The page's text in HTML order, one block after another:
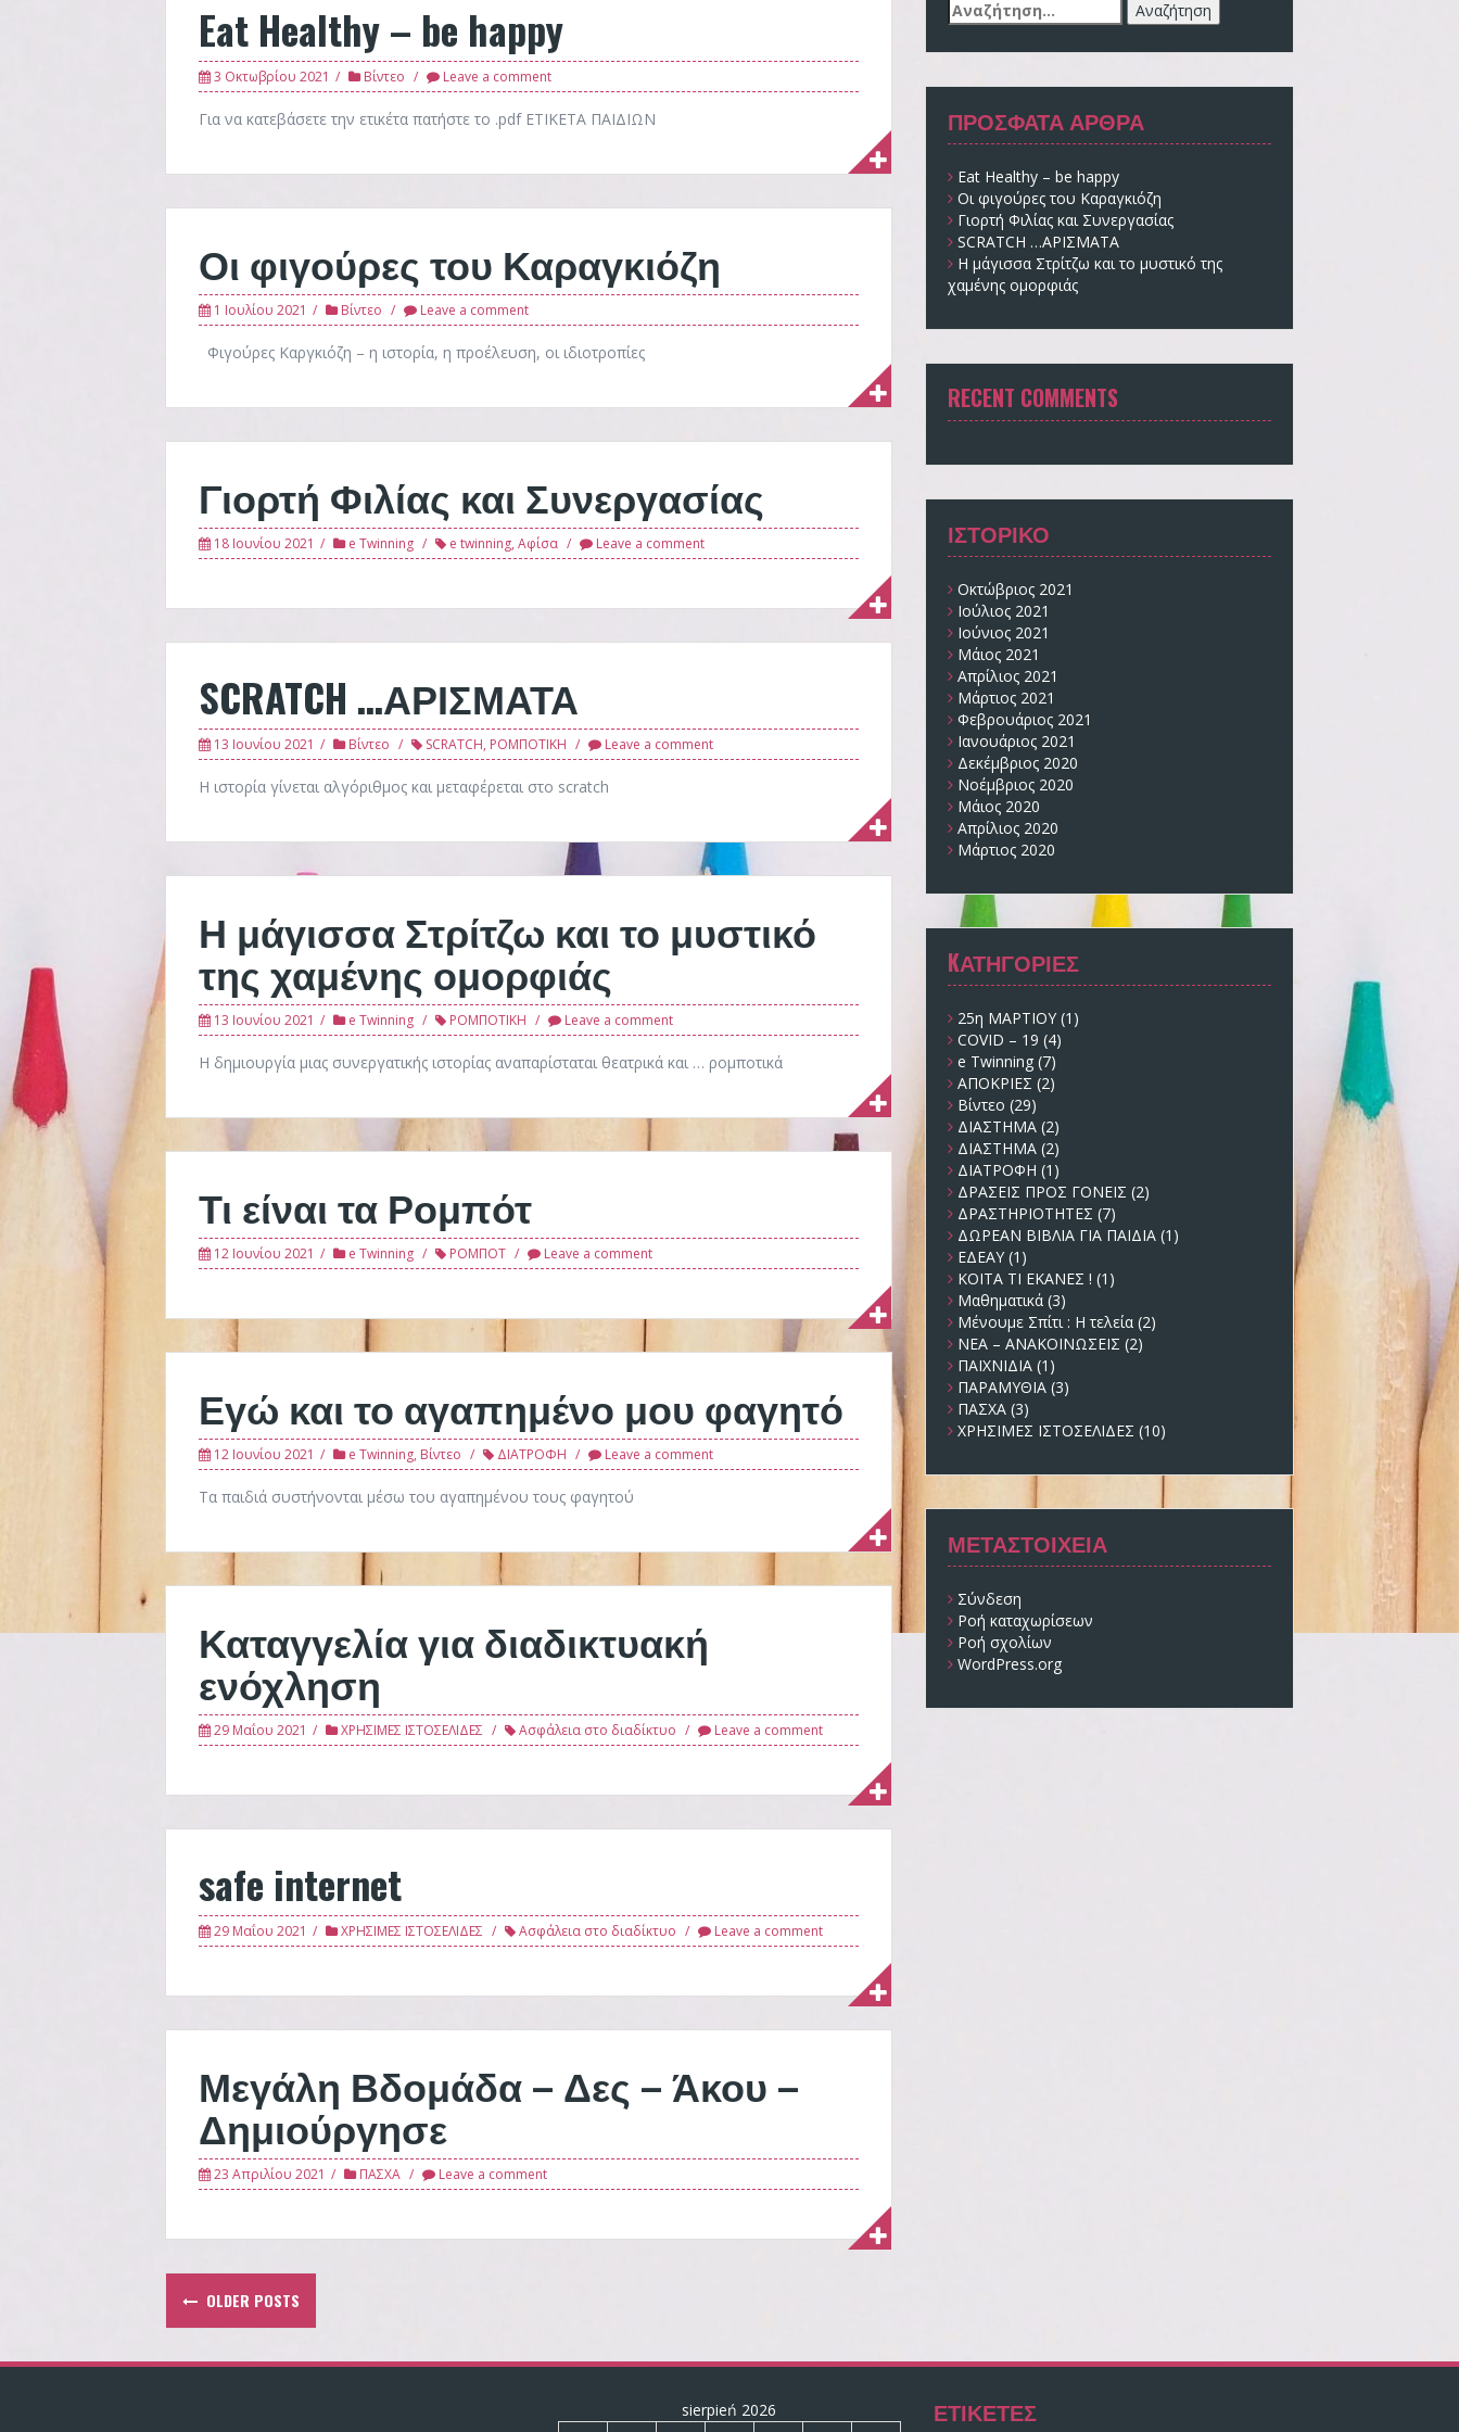
Eat Healthy – be happy
3 Οκτωβρίου 2021 Βίντεο Leave a comment
Για να κατεβάσετε την ετικέτα πατήστε το .pdf ΕΤΙΚΕΤΑ ΠΑΙΔΙΩΝ
Οι φιγούρες του Καραγκιόζη
1 Ιουλίου 2021 Βίντεο Leave a comment
Φιγούρες Καργκιόζη – η ιστορία, η προέλευση, οι ιδιοτροπίες
Γιορτή Φιλίας και Συνεργασίας
18 Ιουνίου 2021 e Twinning e twinning, Αφίσα Leave a comment
SCRATCH …ΑΡΙΣΜΑΤΑ
13 Ιουνίου 2021 Βίντεο SCRATCH, ΡΟΜΠΟΤΙΚΗ Leave a comment
Η ιστορία γίνεται αλγόριθμος και μεταφέρεται στο scratch
Η μάγισσα Στρίτζω και το μυστικό
της χαμένης ομορφιάς
13 Ιουνίου 2021 e Twinning ΡΟΜΠΟΤΙΚΗ Leave a comment
Η δημιουργία μιας συνεργατικής ιστορίας αναπαρίσταται θεατρικά και … ρομποτικά
Τι είναι τα Ρομπότ
12 Ιουνίου 2021 e Twinning ΡΟΜΠΟΤ Leave a comment
Εγώ και το αγαπημένο μου φαγητό
12 Ιουνίου 2021 e Twinning, Βίντεο ΔΙΑΤΡΟΦΗ Leave a comment
Τα παιδιά συστήνονται μέσω του αγαπημένου τους φαγητού
Καταγγελία για διαδικτυακή
ενόχληση
29 Μαΐου 2021 ΧΡΗΣΙΜΕΣ ΙΣΤΟΣΕΛΙΔΕΣ Ασφάλεια στο διαδίκτυο Leave a comment
safe internet
29 Μαΐου 2021 ΧΡΗΣΙΜΕΣ ΙΣΤΟΣΕΛΙΔΕΣ Ασφάλεια στο διαδίκτυο Leave a comment
Μεγάλη Βδομάδα – Δες – Άκου –
Δημιούργησε
23 Απριλίου 2021 ΠΑΣΧΑ Leave a comment
Posts
navigation
OLDER POSTS
Αναζήτηση
για:
ΠΡΌΣΦΑΤΑ ΆΡΘΡΑ
Eat Healthy – be happy
Οι φιγούρες του Καραγκιόζη
Γιορτή Φιλίας και Συνεργασίας
SCRATCH …ΑΡΙΣΜΑΤΑ
Η μάγισσα Στρίτζω και το μυστικό της
χαμένης ομορφιάς
RECENT COMMENTS
ΙΣΤΟΡΙΚΌ
Οκτώβριος 2021
Ιούλιος 2021
Ιούνιος 2021
Μάιος 2021
Απρίλιος 2021
Μάρτιος 2021
Φεβρουάριος 2021
Ιανουάριος 2021
Δεκέμβριος 2020
Νοέμβριος 2020
Μάιος 2020
Απρίλιος 2020
Μάρτιος 2020
KΑΤΗΓΟΡΊΕΣ
25η ΜΑΡΤΙΟΥ (1)
COVID – 19 (4)
e Twinning (7)
ΑΠΟΚΡΙΕΣ (2)
Βίντεο (29)
ΔΙΑΣΤΗΜΑ (2)
ΔΙΑΣΤΗΜΑ (2)
ΔΙΑΤΡΟΦΗ (1)
ΔΡΑΣΕΙΣ ΠΡΟΣ ΓΟΝΕΙΣ (2)
ΔΡΑΣΤΗΡΙΟΤΗΤΕΣ (7)
ΔΩΡΕΑΝ ΒΙΒΛΙΑ ΓΙΑ ΠΑΙΔΙΑ (1)
ΕΔΕΑΥ (1)
ΚΟΙΤΑ ΤΙ ΕΚΑΝΕΣ ! (1)
Μαθηματικά (3)
Μένουμε Σπίτι : Η τελεία (2)
ΝΕΑ – ΑΝΑΚΟΙΝΩΣΕΙΣ (2)
ΠΑΙΧΝΙΔΙΑ (1)
ΠΑΡΑΜΥΘΙΑ (3)
ΠΑΣΧΑ (3)
ΧΡΗΣΙΜΕΣ ΙΣΤΟΣΕΛΙΔΕΣ (10)
ΜΕΤΑΣΤΟΙΧΕΊΑ
Σύνδεση
Ροή καταχωρίσεων
Ροή σχολίων
WordPress.org
sierpień 2026
ΕΤΙΚΈΤΕΣ